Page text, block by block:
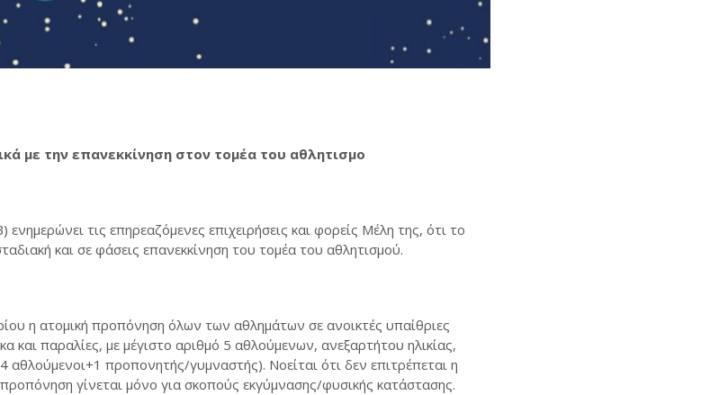
με την επανεκκίνηση στον τομέα του αθλητισμο
τις επηρεαζόμενες επιχειρήσεις και φορείς Μέλη της, ότι το
και σε φάσεις επανεκκίνηση του τομέα του αθλητισμού.
η ατομική προπόνηση όλων των αθλημάτων σε ανοικτές υπαίθριες
και παραλίες, με μέγιστο αριθμό 5 αθλούμενων, ανεξαρτήτου ηλικίας,
προπονητής/γυμναστής). Νοείται ότι δεν επιτρέπεται η
γίνεται μόνο για σκοπούς εκγύμνασης/φυσικής κατάστασης.